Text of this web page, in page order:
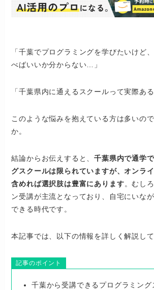
「千葉でプログラミングを学びたいけど
べばいいか分からない…」
「千葉県内に通えるスクールって実際ある
このような悩みを抱えている方は多いの
か。
結論からお伝えすると、千葉県内で通学
グスクールは限られていますが、オンラ
含めれば選択肢は豊富にあります。むし
ン受講が主流となっており、自宅にいな
できる時代です。
本記事では、以下の情報を詳しく解説して
記事のポイント
千葉から受講できるプログラミン